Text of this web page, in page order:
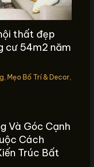
thất đẹp
cư 54m2 năm
, Mẹo Bố Trí & Decor,
Và Góc Cạnh
Cách
Trúc Bất